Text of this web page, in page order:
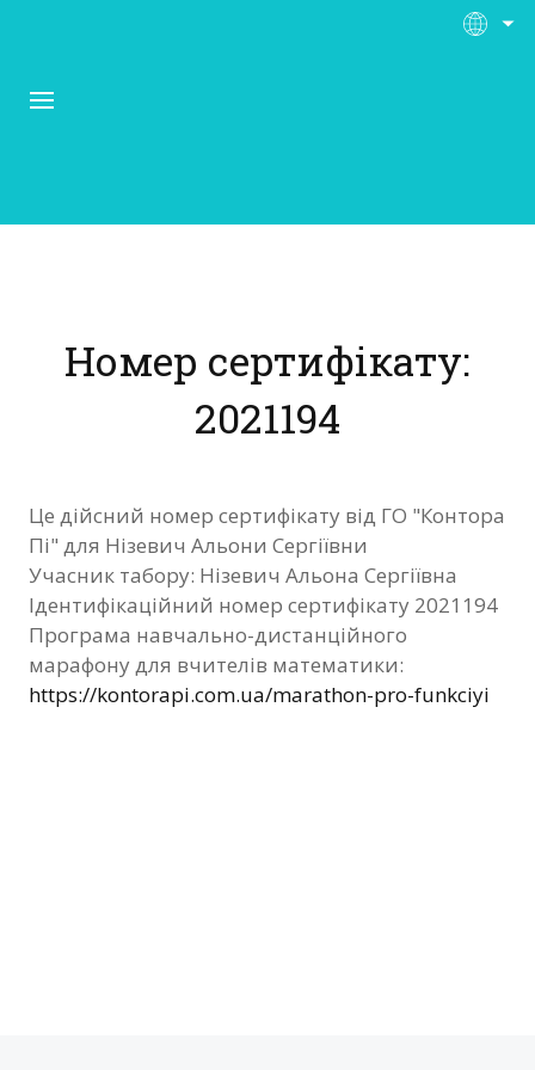
Матеріали
Нас підтримують
Фотозвіт
Видані сертифікати
Контакти
Номер сертифікату:
2021194
Це дійсний номер сертифікату від ГО "Контора
Пі" для Нізевич Альони Сергіївни
Учасник табору: Нізевич Альона Сергіївна
Ідентифікаційний номер сертифікату 2021194
Програма навчально-дистанційного
марафону для вчителів математики:
https://kontorapi.com.ua/marathon-pro-funkciyi